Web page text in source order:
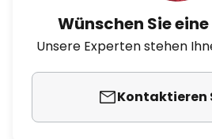
Wünschen Sie
Unsere Experten stehen
Kontaktieren